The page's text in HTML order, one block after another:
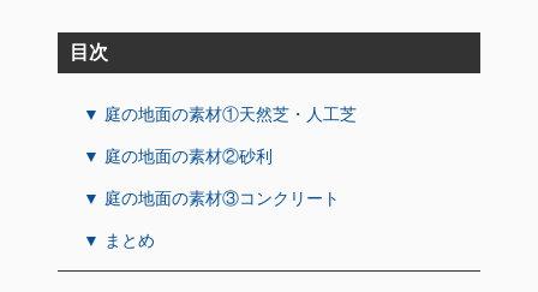
目次
▼ 庭の地面の素材①天然芝・人工芝
▼ 庭の地面の素材②砂利
▼ 庭の地面の素材③コンクリート
▼ まとめ